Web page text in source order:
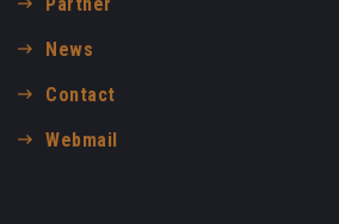
News
Contact
Webmail